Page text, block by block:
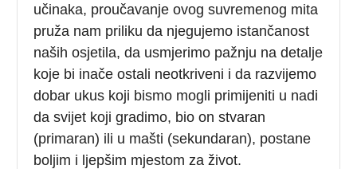
učinaka, proučavanje ovog suvremenog mita
pruža nam priliku da njegujemo istančanost
naših osjetila, da usmjerimo pažnju na detalje
koje bi inače ostali neotkriveni i da razvijemo
dobar ukus koji bismo mogli primijeniti u nadi
da svijet koji gradimo, bio on stvaran
(primaran) ili u mašti (sekundaran), postane
boljim i ljepšim mjestom za život.